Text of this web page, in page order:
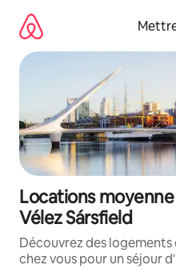
directement
contenu
Locations
Vélez Sársfield
Découvrez des
chez vous pour un séjour